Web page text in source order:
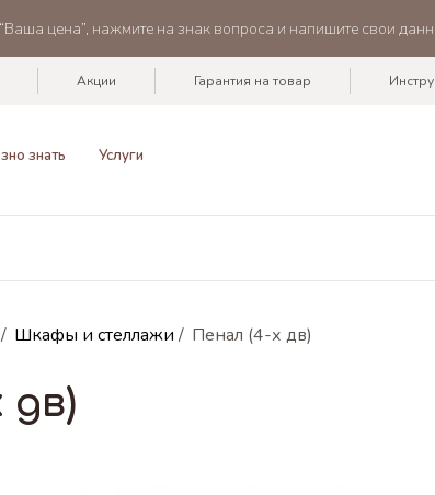
цена”, нажмите на знак вопроса и напишите свои
Акции Гарантия на товар
знать Услуги
/ Шкафы и стеллажи / Пенал (4-х дв)
дв)